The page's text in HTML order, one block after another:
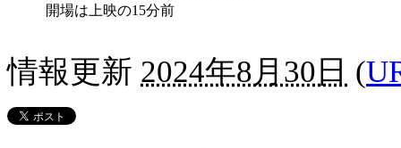
開場は上映の15分前
情報更新 2024年8月30日 (